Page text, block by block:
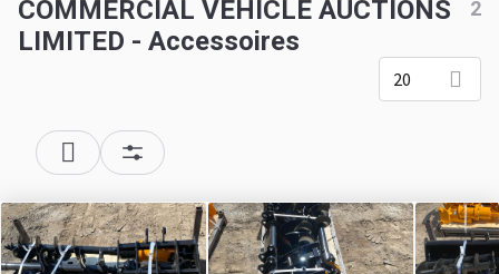
COMMERCIAL VEHICLE AUCTIONS
LIMITED - Accessoires
2
20